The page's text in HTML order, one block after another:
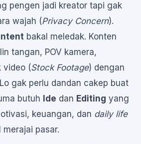
pengen jadi kreator tapi gak
wajah (Privacy Concern).
bakal meledak. Konten
tangan, POV kamera,
video (Stock Footage) dengan
gak perlu dandan cakep buat
butuh Ide dan Editing yang
keuangan, dan daily life
pasar.